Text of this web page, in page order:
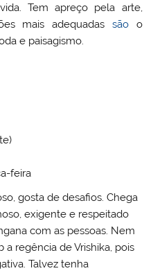
Tem apreço pela arte,
mais adequadas sãoo
e paisagismo.
feira
gosta de desafios. Chega
exigente e respeitado
com as pessoas. Nem
regência de Vrishika, pois
Talvez tenha